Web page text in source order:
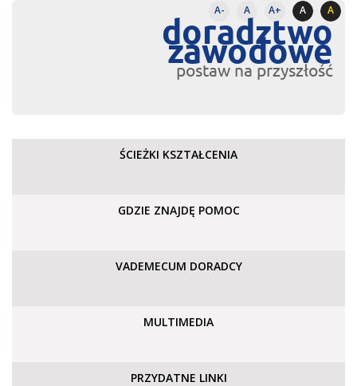
A- A A+ A A
doradztwo
zawodowe
postaw na przyszłość
ŚCIEŻKI KSZTAŁCENIA
GDZIE ZNAJDĘ POMOC
VADEMECUM DORADCY
MULTIMEDIA
PRZYDATNE LINKI